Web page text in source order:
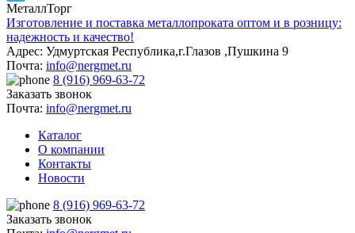
Telegram
МеталлТорг
Изготовление и поставка металлопроката оптом и в розницу:
надежность и качество!
Адрес: Удмуртская Республика,г.Глазов ,Пушкина 9
Почта: info@nergmet.ru
8 (916) 969-63-72
Заказать звонок
Почта: info@nergmet.ru
Каталог
О компании
Контакты
Новости
8 (916) 969-63-72
Заказать звонок